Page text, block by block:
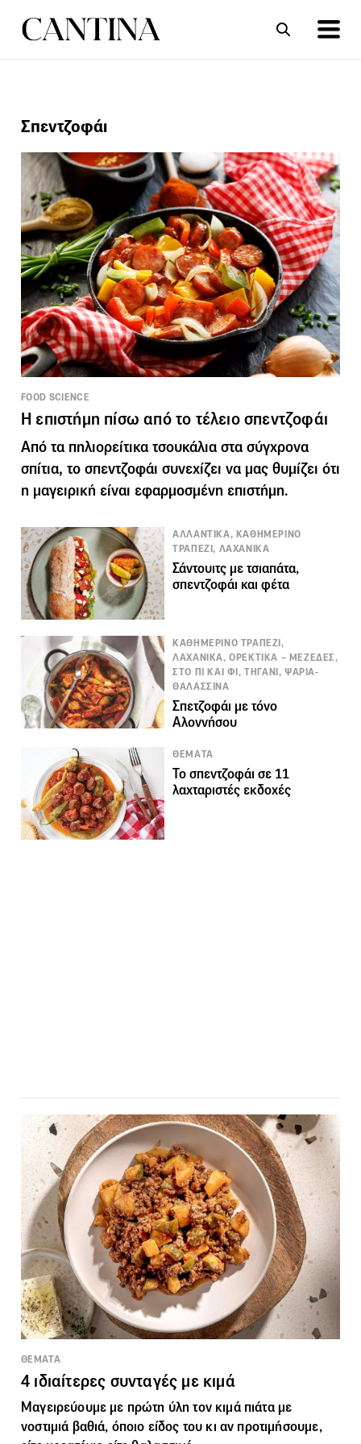
ΣΥΝΤΑΓΕΣ
Σπεντζοφάι
FOOD SCIENCE
Η επιστήμη πίσω από το τέλειο σπεντζοφάι
Από τα πηλιορείτικα τσουκάλια στα σύγχρονα
σπίτια, το σπεντζοφάι συνεχίζει να μας θυμίζει ότι
η μαγειρική είναι εφαρμοσμένη επιστήμη.
ΑΛΛΑΝΤΙΚΑ, ΚΑΘΗΜΕΡΙΝΟ
ΤΡΑΠΕΖΙ, ΛΑΧΑΝΙΚΑ
Σάντουιτς με τσιαπάτα,
σπεντζοφάι και φέτα
ΚΑΘΗΜΕΡΙΝΟ ΤΡΑΠΕΖΙ,
ΛΑΧΑΝΙΚΑ, ΟΡΕΚΤΙΚΑ – ΜΕΖΕΔΕΣ,
ΣΤΟ ΠΙ ΚΑΙ ΦΙ, ΤΗΓΑΝΙ, ΨΑΡΙΑ-
ΘΑΛΑΣΣΙΝΑ
Σπετζοφάι με τόνο
Αλοννήσου
ΘΕΜΑΤΑ
Το σπεντζοφάι σε 11
λαχταριστές εκδοχές
ΘΕΜΑΤΑ
4 ιδιαίτερες συνταγές με κιμά
Μαγειρεύουμε με πρώτη ύλη τον κιμάπιάτα με
νοστιμιά βαθιά, όποιο είδος του κι αν προτιμήσουμε,